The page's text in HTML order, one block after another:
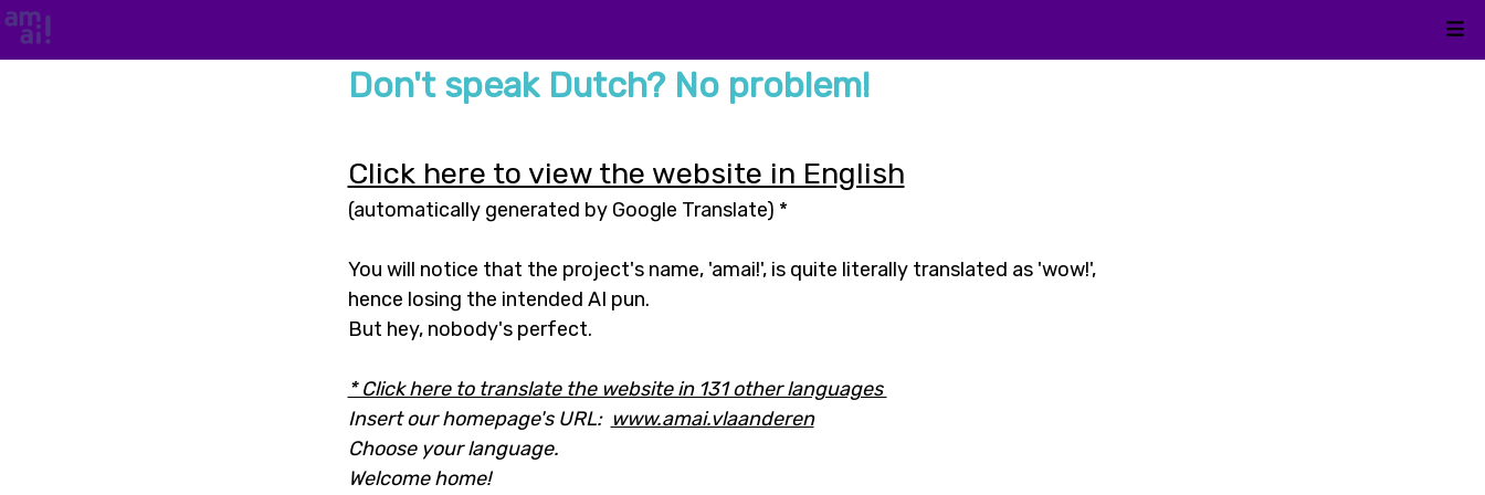
Don't speak Dutch? No problem!
Click here to view the website in English
(automatically generated by Google Translate) *
You will notice that the project's name, 'amai!', is quite literally translated as 'wow!',
hence losing the intended AI pun.
But hey, nobody's perfect.
* Click here to translate the website in 131 other languages
Insert our homepage's URL: www.amai.vlaanderen
Choose your language.
Welcome home!